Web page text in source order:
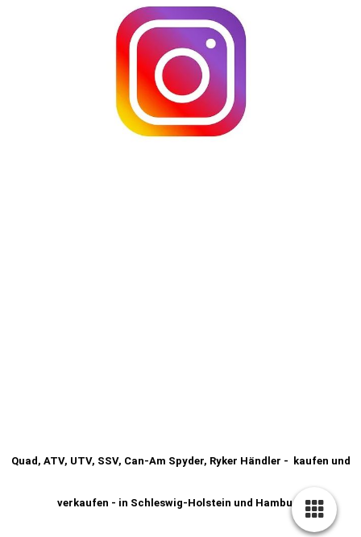
Quad, ATV, UTV, SSV, Can-Am Spyder, Ryker Händler - kaufen und
verkaufen - in Schleswig-Holstein und Hamburg